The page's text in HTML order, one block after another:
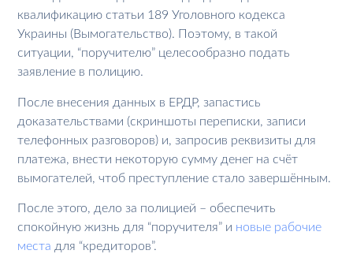
квалификацию статьи 189 Уголовного кодекса
Украины (Вымогательство). Поэтому, в такой
ситуации, “поручителю” целесообразно подать
заявление в полицию.
После внесения данных в ЕРДР, запастись
доказательствами (скриншоты переписки, записи
телефонных разговоров) и, запросив реквизиты для
платежа, внести некоторую сумму денег на счёт
вымогателей, чтоб преступление стало завершённым.
После этого, дело за полицией – обеспечить
спокойную жизнь для “поручителя” и новые рабочие
места для “кредиторов”.